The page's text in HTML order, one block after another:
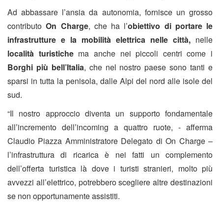
Ad abbassare l’ansia da autonomia, fornisce un grosso
contributo On Charge, che ha l’obiettivo di portare le
infrastrutture e la mobilità elettrica nelle città, nelle
località turistichema anche nei piccoli centri come i
Borghi più bell’Italia, che nel nostro paese sono tanti e
sparsi in tutta la penisola, dalle Alpi del nord alle isole del
sud.
“Il nostro approccio diventa un supporto fondamentale
all’incremento dell’incoming a quattro ruote, - afferma
Claudio Piazza Amministratore Delegato di On Charge –
l’infrastruttura di ricarica è nei fatti un complemento
dell’offerta turistica là dove i turisti stranieri, molto più
avvezzi all’elettrico, potrebbero scegliere altre destinazioni
se non opportunamente assistiti.